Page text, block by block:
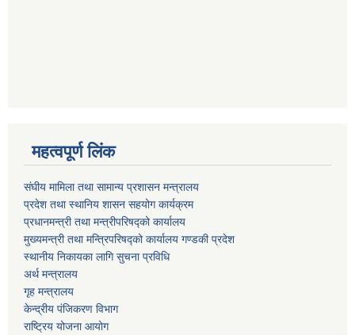
महत्वपूर्ण लिंक
संघीय मामिला तथा सामान्य प्रशासन मन्त्रालय
प्रदेश तथा स्थानिय शासन सहयोग कार्यक्रम
प्रधानमन्त्री तथा मन्त्रीपरिषद्को कार्यालय
मुख्यमन्त्री तथा मन्त्रिपरिषद्को कार्यालय गण्डकी प्रदेश
स्थानीय निकायका लागि सुचना प्रविधि
अर्थ मन्त्रालय
गृह मन्त्रालय
केन्द्रीय पंजिकरण विभाग
राष्ट्रिय योजना आयोग